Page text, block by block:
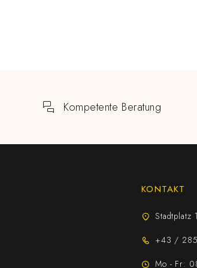
Kompetente Beratung
KONTAKT
Stadtplatz
+43 /
Mo - Fr: